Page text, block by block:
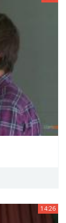
14:26